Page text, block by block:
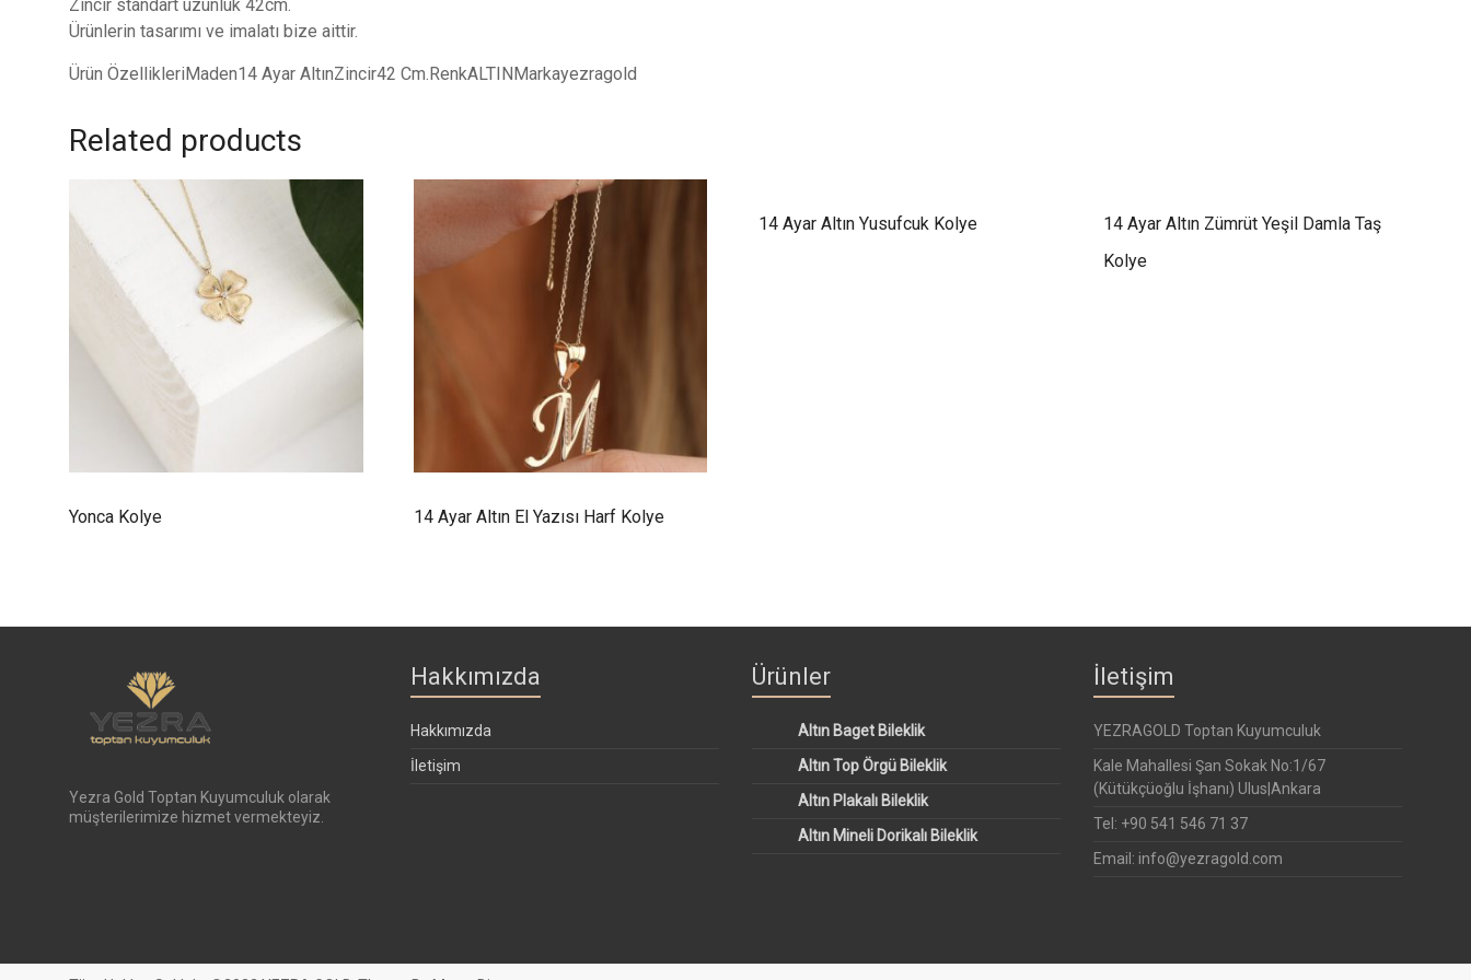
Zincir standart uzunluk 42cm.
Ürünlerin tasarımı ve imalatı bize aittir.
Ürün ÖzellikleriMaden14 Ayar AltınZincir42 Cm.RenkALTINMarkayezragold
Related products
Yonca Kolye 14 Ayar Altın El Yazısı Harf Kolye
14 Ayar Altın Yusufcuk Kolye
14 Ayar Altın Zümrüt Yeşil Damla Taş
Kolye
Yezra Gold Toptan Kuyumculuk olarak
müşterilerimize hizmet vermekteyiz.
Hakkımızda
Hakkımızda
İletişim
Ürünler
Altın Baget Bileklik
Altın Top Örgü Bileklik
Altın Plakalı Bileklik
Altın Mineli Dorikalı Bileklik
İletişim
YEZRAGOLD Toptan Kuyumculuk
Kale Mahallesi Şan Sokak No:1/67
(Kütükçüoğlu İşhanı) Ulus|Ankara
Tel: +90 541 546 71 37
Email: info@yezragold.com